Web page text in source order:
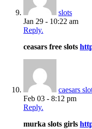
slots
Jan 29 - 10:22 am
Reply.
ceasars free slots
caesars
Feb 03 - 8:12 pm
Reply.
murka slots girls